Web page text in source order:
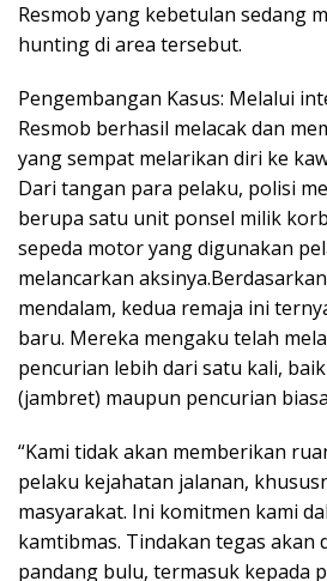
Resmob yang kebetulan sedang
hunting di area tersebut.
Pengembangan Kasus: Melalui
Resmob berhasil melacak dan
yang sempat melarikan diri ke
Dari tangan para pelaku, polisi
berupa satu unit ponsel milik
sepeda motor yang digunakan
melancarkan
mendalam, kedua remaja ini
baru. Mereka mengaku telah
pencurian lebih dari satu kali,
(jambret) maupun pencurian
“Kami tidak akan memberikan
pelaku kejahatan jalanan,
masyarakat. Ini komitmen kami
kamtibmas. Tindakan tegas akan
pandang bulu, termasuk kepada